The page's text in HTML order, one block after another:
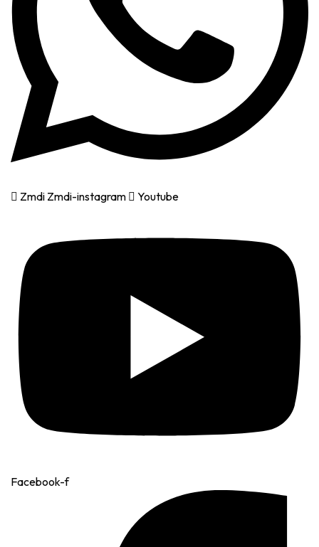
Zmdi Zmdi-instagram Youtube
Facebook-f